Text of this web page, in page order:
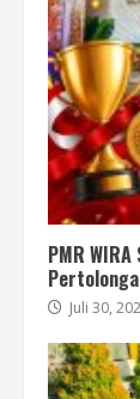
PMR
Juli 30,